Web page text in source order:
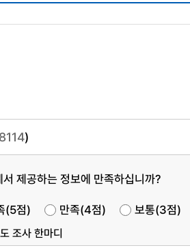
)
서 제공하는 정보에 만족하십니까?
(5점) 만족(4점) 보통(3점)
조사 한마디